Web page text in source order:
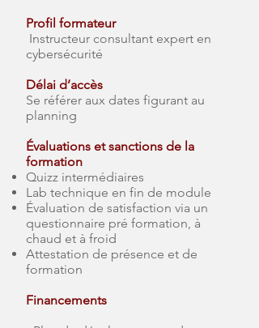
Profil formateur
Instructeur consultant expert en
cybersécurité
Délai d’accès
Se référer aux dates figurant au
planning
Évaluations et sanctions de la
formation
Quizz intermédiaires
Lab technique en fin de module
Évaluation de satisfaction via un
questionnaire pré formation, à
chaud et à froid
Attestation de présence et de
formation
Financements